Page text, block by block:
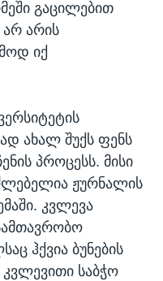
გაცილებით
არის
იქ
ახალ შუქს ფენს
პროცესს. მისი
ჟურნალის
კვლევა
ჰქვია ბუნების
კვლევითი საბჭო